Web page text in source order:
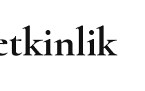
etkinlik